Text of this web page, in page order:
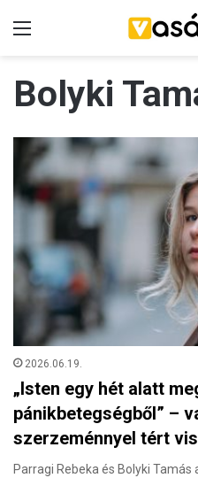
Bolyki
2026.06.19.
„Isten egy hét alatt
pánikbetegségből” –
szerzeménnyel tért
Parragi Rebeka és Bolyki